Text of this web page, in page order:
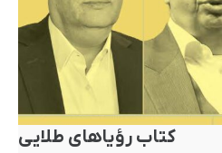
کتاب رؤیاهای طلایی